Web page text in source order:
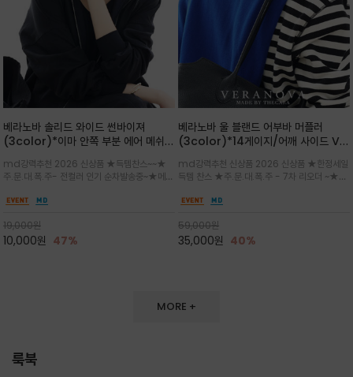
베라노바 솔리드 와이드 썬바이져
(3color)*이마 안쪽 부분 에어 메쉬
노바 심볼 전사 인쇄(Transfer
Printing)뒷밴딩으로 사이즈 조절이 가
능해 누구나 안정적으로 착용
md강력추천 2026 신상품 ★득템찬스~~★
주.문.대.폭.주- 전컬러 인기 순차발송중~★메쉬
일 보송보송한 스킨케어 핏(Skin-care fit)을
프,여행까지~~
19,000원
10,000원 47%
베라노바 울 블랜드 어부바 머플러
(3color)*14게이지/어깨 사이드 VN
잡는 감각적인 레이어드 니트 어부바숄/
뒷면의 은은한 V자 조직감과 부드러운
터치감으로 완성도를 높였으며, 단조로
md강력추천 신상품 2026 신상품 ★한정세일
득템 찬스 ★주.문.대.폭.주 - 7차 리오더 ~★셔
인트를 주기 좋으며, 소매 끝단에 위치한 실버
스러움을 동시에
59,000원
35,000원 40%
MORE +
룩북